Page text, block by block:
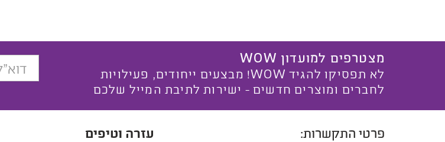
מצטרפים למועדון WOW
לא תפסיקו להגיד WOW! מבצעים ייחודים, פעילויות
לחברים ומוצרים חדשים - ישירות לתיבת המייל שלכם
פרטי התקשרות: עזרה וטיפים